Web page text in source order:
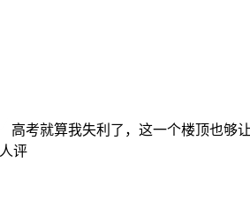
高考就算我失利了，这一个楼顶也够
人评